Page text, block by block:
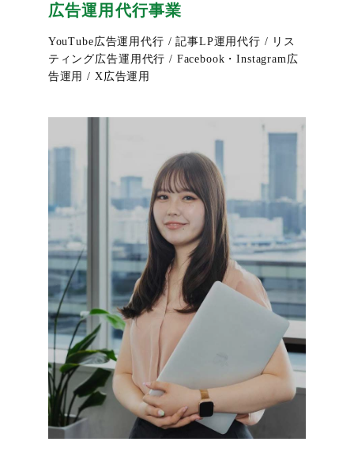
広告運用代行事業
YouTube広告運用代行 / 記事LP運用代行 / リス
ティング広告運用代行 / Facebook・Instagram広
告運用 / X広告運用